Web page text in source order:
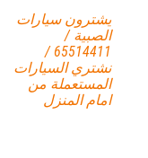
يشترون سيارات
الصبية /
65514411 /
نشتري السيارات
المستعملة من
امام المنزل